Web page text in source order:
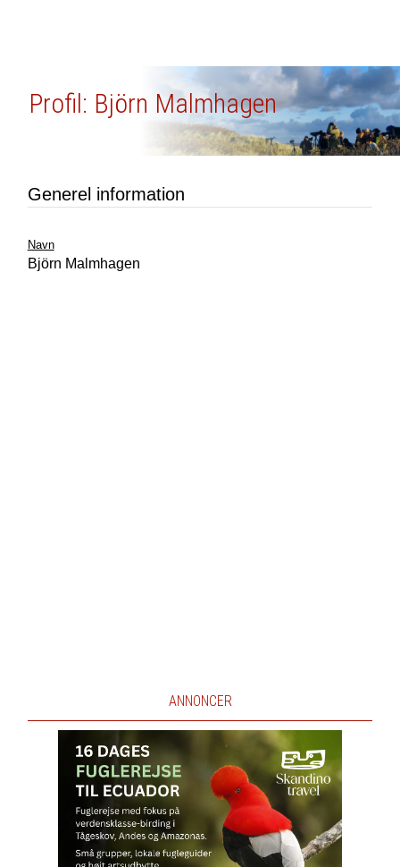
Profil: Björn Malmhagen
Generel information
Navn
Björn Malmhagen
ANNONCER